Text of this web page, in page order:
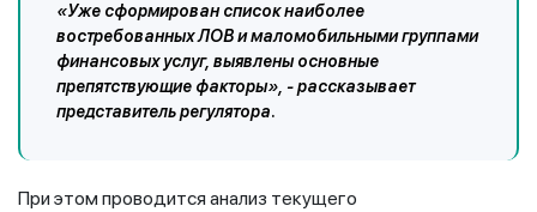
«Уже сформирован список наиболее
востребованных ЛОВ и маломобильными группами
финансовых услуг, выявлены основные
препятствующие факторы», - рассказывает
представитель регулятора.
При этом проводится анализ текущего